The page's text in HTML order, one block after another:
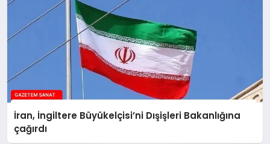
İran, İngiltere Büyükelçisi’ni Dışişleri Bakanlığına
çağırdı